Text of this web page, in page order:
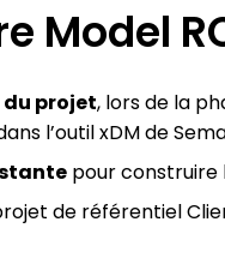
Model
projet, lors de la
l’outil xDM de
pour construire
de référentiel